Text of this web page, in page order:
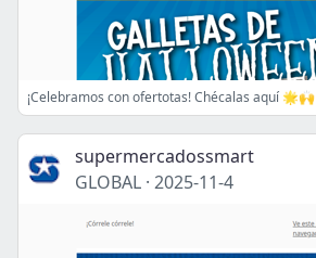
¡Celebramos con ofertotas! Chécalas aquí 🌟🙌
supermercadossmart
GLOBAL · 2025-11-4